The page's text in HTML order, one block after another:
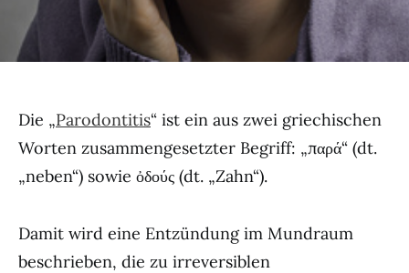
Die „Parodontitis“ ist ein aus zwei griechischen
Worten zusammengesetzter Begriff: „παρά“ (dt.
„neben“) sowie ὀδούς (dt. „Zahn“).
Damit wird eine Entzündung im Mundraum
beschrieben, die zu irreversiblen